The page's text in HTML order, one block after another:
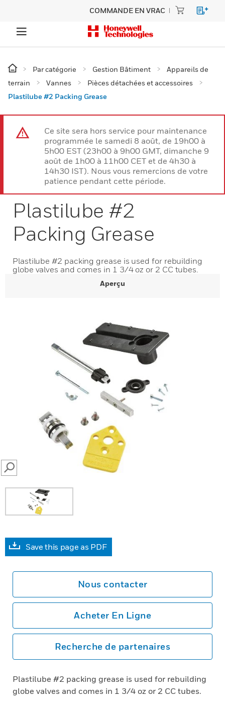
COMMANDE EN VRAC
Par catégorie Gestion Bâtiment
Appareils de
terrain
Vannes
Pièces détachées et accessoires
Plastilube #2 Packing Grease
Ce site sera hors service pour maintenance
programmée le samedi 8 août, de 19h00 à
5h00 EST (23h00 à 9h00 GMT, dimanche 9
août de 1h00 à 11h00 CET et de 4h30 à
14h30 IST). Nous vous remercions de votre
patience pendant cette période.
Plastilube #2
Packing Grease
Plastilube #2 packing grease is used for rebuilding
globe valves and comes in 1 3/4 oz or 2 CC tubes.
Aperçu
SEARCH
Save this page as PDF
Nous contacter
Acheter En Ligne
Recherche de partenaires
Plastilube #2 packing grease is used for rebuilding
globe valves and comes in 1 3/4 oz or 2 CC tubes.